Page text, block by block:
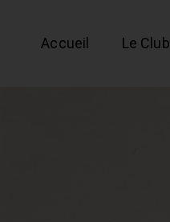
Accueil Le Club